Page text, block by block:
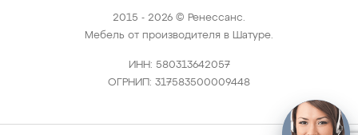
2015 - 2026 © Ренессанс.
Мебель от производителя в Шатуре.
ИНН: 580313642057
ОГРНИП: 317583500009448